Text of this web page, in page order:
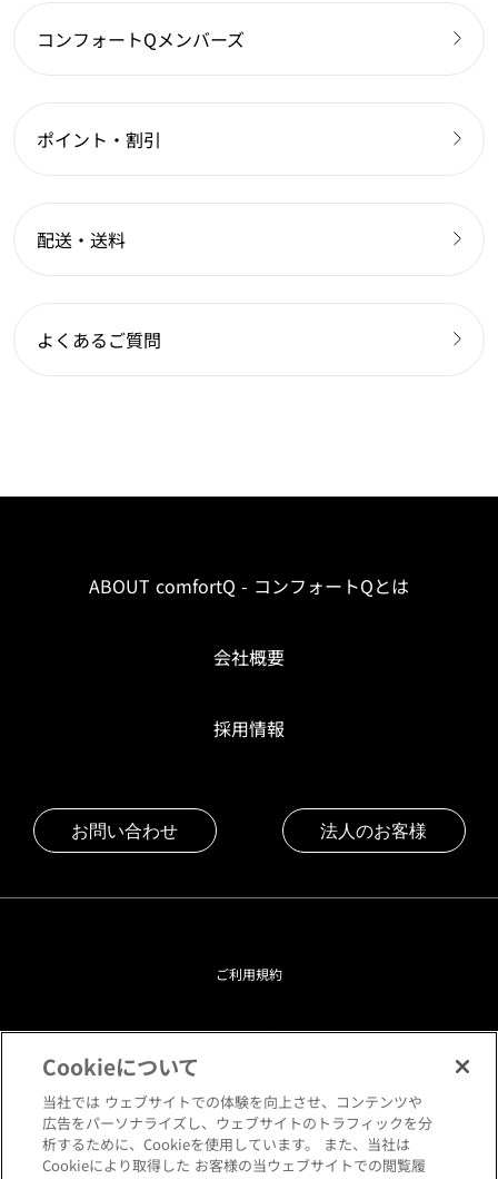
コンフォートQメンバーズ
ポイント・割引
配送・送料
よくあるご質問
ABOUT comfortQ - コンフォートQとは
会社概要
採用情報
お問い合わせ 法人のお客様
ご利用規約
プライバシーポリシー
クッキーポリシー
閲覧環境について
Cookieについて
当社では ウェブサイトでの体験を向上させ、コンテンツや
広告をパーソナライズし、ウェブサイトのトラフィックを分
析するために、Cookieを使用しています。 また、当社は
Cookieにより取得した お客様の当ウェブサイトでの閲覧履